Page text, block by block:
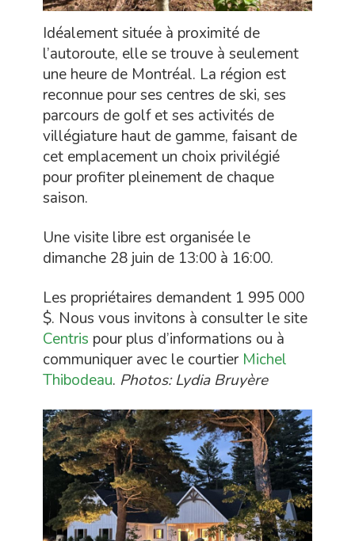
Idéalement située à proximité de
l’autoroute, elle se trouve à seulement
une heure de Montréal. La région est
reconnue pour ses centres de ski, ses
parcours de golf et ses activités de
villégiature haut de gamme, faisant de
cet emplacement un choix privilégié
pour profiter pleinement de chaque
saison.
Une visite libre est organisée le
dimanche 28 juin de 13:00 à 16:00.
Les propriétaires demandent 1 995 000
$. Nous vous invitons à consulter le site
Centris pour plus d’informations ou à
communiquer avec le courtier Michel
Thibodeau. Photos: Lydia Bruyère